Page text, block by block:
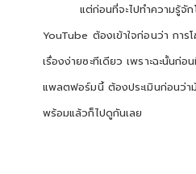
แต่ก่อนที่จะไปทำความรู้จั
YouTube ต้องเข้าใจก่อนว่า กา
เรื่องง่ายซะทีเดียว เพราะฉะนั้นก่
แพลตฟอร์มนี้ ต้องประเมินก่อนว่า
พร้อมแล้วก็ไปดูกันเลย